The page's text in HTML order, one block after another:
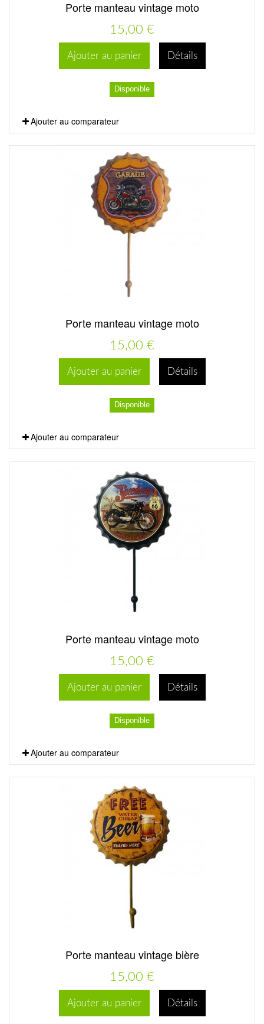
Porte manteau vintage moto
15,00 €
Ajouter au panier Détails
Disponible
Ajouter au comparateur
Porte manteau vintage moto
15,00 €
Ajouter au panier Détails
Disponible
Ajouter au comparateur
Porte manteau vintage moto
15,00 €
Ajouter au panier Détails
Disponible
Ajouter au comparateur
Porte manteau vintage bière
15,00 €
Ajouter au panier Détails